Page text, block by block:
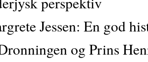
Jessen: En god
og Prins